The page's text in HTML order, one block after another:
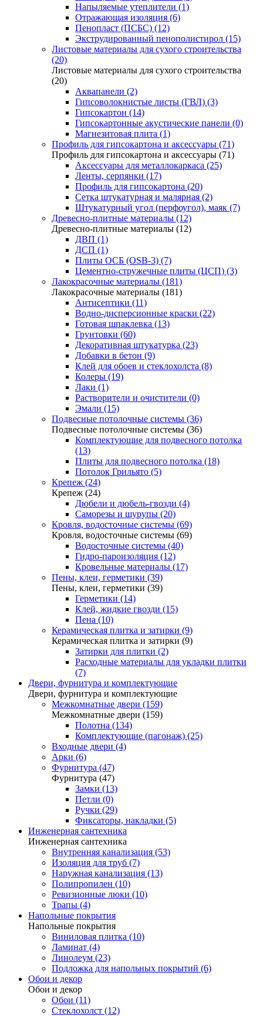
Напыляемые утеплители (1)
Отражающая изоляция (6)
Пенопласт (ПСБС) (12)
Экструдированный пенополистирол (15)
Листовые материалы для сухого строительства
(20)
Листовые материалы для сухого строительства
(20)
Аквапанели (2)
Гипсоволокнистые листы (ГВЛ) (3)
Гипсокартон (14)
Гипсокартонные акустические панели (0)
Магнезитовая плита (1)
Профиль для гипсокартона и аксессуары (71)
Профиль для гипсокартона и аксессуары (71)
Аксессуары для металлокаркаса (25)
Ленты, серпянки (17)
Профиль для гипсокартона (20)
Сетка штукатурная и малярная (2)
Штукатурный угол (перфоугол), маяк (7)
Древесно-плитные материалы (12)
Древесно-плитные материалы (12)
ДВП (1)
ДСП (1)
Плиты ОСБ (OSB-3) (7)
Цементно-стружечные плиты (ЦСП) (3)
Лакокрасочные материалы (181)
Лакокрасочные материалы (181)
Антисептики (11)
Водно-дисперсионные краски (22)
Готовая шпаклевка (13)
Грунтовки (60)
Декоративная штукатурка (23)
Добавки в бетон (9)
Клей для обоев и стеклохолста (8)
Колеры (19)
Лаки (1)
Растворители и очистители (0)
Эмали (15)
Подвесные потолочные системы (36)
Подвесные потолочные системы (36)
Комплектующие для подвесного потолка
(13)
Плиты для подвесного потолка (18)
Потолок Грильято (5)
Крепеж (24)
Крепеж (24)
Дюбели и дюбель-гвозди (4)
Саморезы и шурупы (20)
Кровля, водосточные системы (69)
Кровля, водосточные системы (69)
Водосточные системы (40)
Гидро-пароизоляция (12)
Кровельные материалы (17)
Пены, клеи, герметики (39)
Пены, клеи, герметики (39)
Герметики (14)
Клей, жидкие гвозди (15)
Пена (10)
Керамическая плитка и затирки (9)
Керамическая плитка и затирки (9)
Затирки для плитки (2)
Расходные материалы для укладки плитки
(7)
Двери, фурнитура и комплектующие
Двери, фурнитура и комплектующие
Межкомнатные двери (159)
Межкомнатные двери (159)
Полотна (134)
Комплектующие (пагонаж) (25)
Входные двери (4)
Арки (6)
Фурнитура (47)
Фурнитура (47)
Замки (13)
Петли (0)
Ручки (29)
Фиксаторы, накладки (5)
Инженерная сантехника
Инженерная сантехника
Внутренняя канализация (53)
Изоляция для труб (7)
Наружная канализация (13)
Полипропилен (10)
Ревизионные люки (10)
Трапы (4)
Напольные покрытия
Напольные покрытия
Виниловая плитка (10)
Ламинат (4)
Линолеум (23)
Подложка для напольных покрытий (6)
Обои и декор
Обои и декор
Обои (11)
Стеклохолст (12)